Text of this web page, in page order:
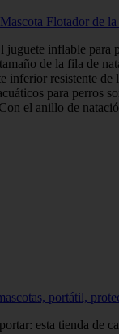
Flotador de
inflable para
de la fila de
resistente de
para perros
el anillo de
portátil,
esta tienda de